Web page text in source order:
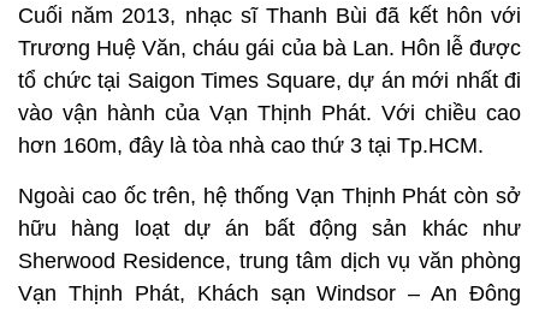
Cuối năm 2013, nhạc sĩ Thanh Bùi đã kết hôn với
Trương Huệ Văn, cháu gái của bà Lan. Hôn lễ được
tổ chức tại Saigon Times Square, dự án mới nhất đi
vào vận hành của Vạn Thịnh Phát. Với chiều cao
hơn 160m, đây là tòa nhà cao thứ 3 tại Tp.HCM.
Ngoài cao ốc trên, hệ thống Vạn Thịnh Phát còn sở
hữu hàng loạt dự án bất động sản khác như
Sherwood Residence, trung tâm dịch vụ văn phòng
Vạn Thịnh Phát, Khách sạn Windsor – An Đông